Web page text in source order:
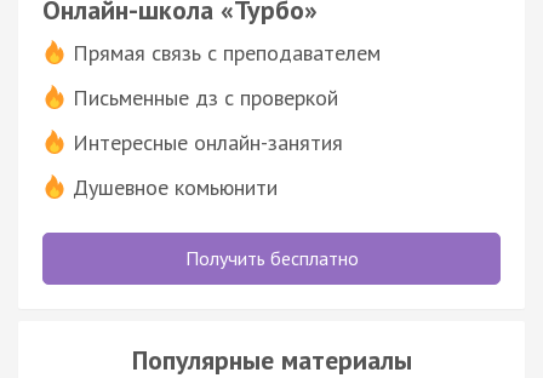
Онлайн-школа «Турбо»
Прямая связь с преподавателем
Письменные дз с проверкой
Интересные онлайн-занятия
Душевное комьюнити
Получить бесплатно
Популярные материалы